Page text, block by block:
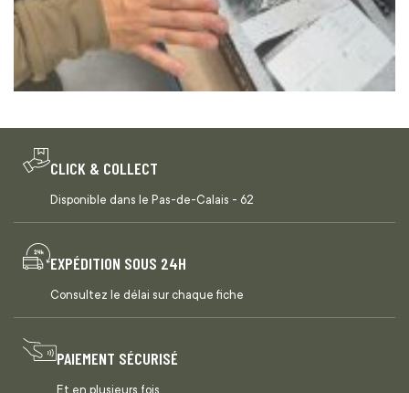
CLICK & COLLECT
Disponible dans le Pas-de-Calais - 62
EXPÉDITION SOUS 24H
Consultez le délai sur chaque fiche
PAIEMENT SÉCURISÉ
Et en plusieurs fois